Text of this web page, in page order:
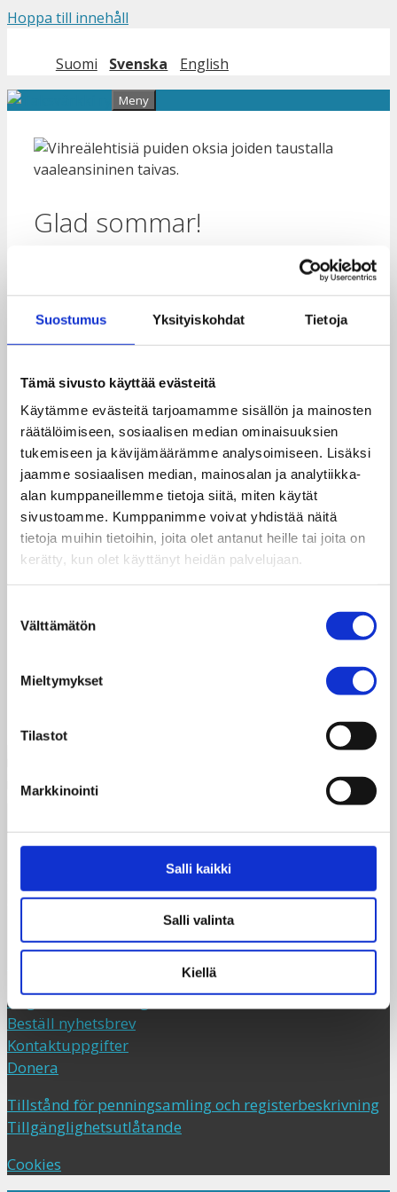
Suostumus Yksityiskohdat Tietoja
Tämä sivusto käyttää evästeitä
Käytämme evästeitä tarjoamamme sisällön ja mainosten
räätälöimiseen, sosiaalisen median ominaisuuksien
tukemiseen ja kävijämäärämme analysoimiseen. Lisäksi
jaamme sosiaalisen median, mainosalan ja analytiikka-
alan kumppaneillemme tietoja siitä, miten käytät
sivustoamme. Kumppanimme voivat yhdistää näitä
tietoja muihin tietoihin, joita olet antanut heille tai joita on
kerätty, kun olet käyttänyt heidän palvelujaan.
valinta
Välttämätön
Mieltymykset
Tilastot
Markkinointi
Salli kaikki
Salli valinta
Kiellä
Hoppa till innehåll
Suomi Svenska English
Meny
Glad sommar!
Dagsverkes kontorspersonal har semester till
och med den 3 augusti 2026.
Om du vill anmäla din skola till den nya
Dagsverkskampanjen och den ursprungliga
Dagsverksinsamlingen som börjar i augusti, kan
du skicka din information via e-post till
ilmoittautuminen@taksvarkki.fi.
Du kan också använda och fylla i
anmälningsblanketten för läsåret 2025–2026. Vi
läser alla meddelanden och inskickade blanketter
i början av augusti.
meddelande till taksvarkki@taksvarkki.fi. Vi svarar
Ha en strålande och avkopplande sommar!
Dagsverke rf
Broholmsgatan 4, vån. 7,
00530 Helsingfors
+358 (0)50 341 5507
Dagsverksinsamling
Beställ nyhetsbrev
Kontaktuppgifter
Donera
Tillstånd för penningsamling och registerbeskrivning
Tillgänglighetsutlåtande
Cookies